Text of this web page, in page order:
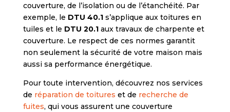
couverture, de l’isolation ou de l’étanchéité. Par
exemple, le DTU 40.1s’applique aux toitures en
tuiles et le DTU 20.1aux travaux de charpente et
couverture. Le respect de ces normes garantit
non seulement la sécurité de votre maison mais
aussi sa performance énergétique.
Pour toute intervention, découvrez nos services
de réparation de toitures et de recherche de
fuites, qui vous assurent une couverture